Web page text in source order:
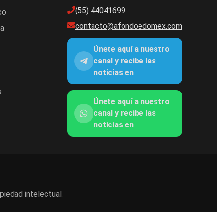
(55) 44041699
contacto@afondoedomex.com
Únete aquí a nuestro
canal y recibe las
noticias en
Únete aquí a nuestro
canal y recibe las
noticias en
intelectual.